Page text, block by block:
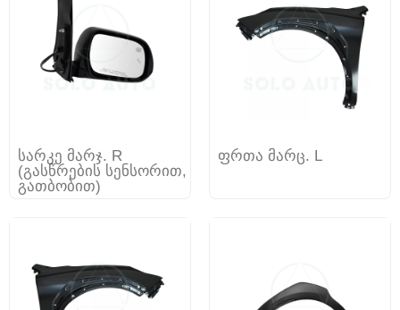
სარკე მარჯ. R
(გასწრების სენსორით,
გათბობით)
ფრთა მარც. L